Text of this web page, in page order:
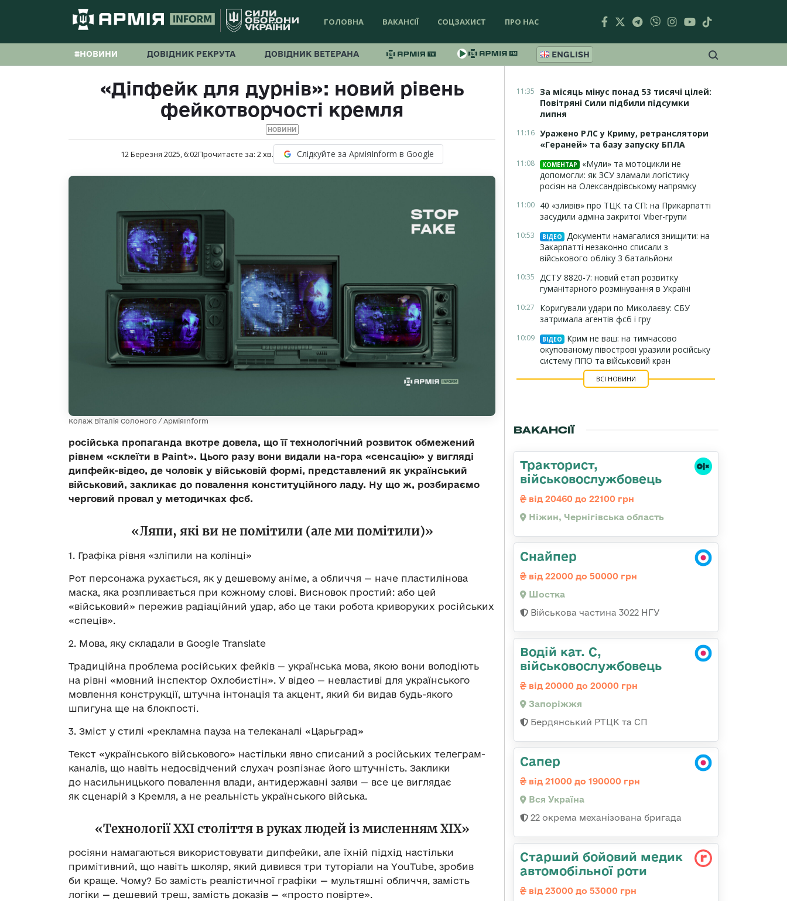
ГОЛОВНА ВАКАНСІЇ СОЦЗАХИСТ ПРО НАС
#НОВИНИ ДОВІДНИК РЕКРУТА ДОВІДНИК ВЕТЕРАНА ENGLISH
«Діпфейк для дурнів»: новий рівень
фейкотворчості кремля
НОВИНИ
12 Березня 2025, 6:02Прочитаєте за: 2хв. Слідкуйте за АрміяInform в Google
Колаж Віталія Солоного / АрміяInform
російська пропаганда вкотре довела, що її технологічний розвиток обмежений
рівнем «склеїти в Paint». Цього разу вони видали на-гора «сенсацію» у вигляді
дипфейк-відео, де чоловік у військовій формі, представлений як український
військовий, закликає до повалення конституційного ладу. Ну що ж, розбираємо
черговий провал у методичках фсб.
«Ляпи, які ви не помітили (але ми помітили)»
1. Графіка рівня «зліпили на колінці»
Рот персонажа рухається, як у дешевому аніме, а обличчя — наче пластилінова
маска, яка розпливається при кожному слові. Висновок простий: або цей
«військовий» пережив радіаційний удар, або це таки робота криворуких російських
«спеців».
2. Мова, яку складали в Google Translate
Традиційна проблема російських фейків — українська мова, якою вони володіють
на рівні «мовний інспектор Охлобистін». У відео — невластиві для українського
мовлення конструкції, штучна інтонація та акцент, який би видав будь-якого
шпигуна ще на блокпості.
3. Зміст у стилі «рекламна пауза на телеканалі «Царьград»
Текст «українського військового» настільки явно списаний з російських телеграм-
каналів, що навіть недосвідчений слухач розпізнає його штучність. Заклики
до насильницького повалення влади, антидержавні заяви — все це виглядає
як сценарій з Кремля, а не реальність українського війська.
«Технології XXI століття в руках людей із мисленням XIX»
росіяни намагаються використовувати дипфейки, але їхній підхід настільки
примітивний, що навіть школяр, який дивився три туторіали на YouTube, зробив
би краще. Чому? Бо замість реалістичної графіки — мультяшні обличчя, замість
логіки — дешевий треш, замість доказів — «просто повірте».
11:35 За місяць мінус понад 53 тисячі цілей:
Повітряні Сили підбили підсумки
липня
11:16 Уражено РЛС у Криму, ретранслятори
«Гераней» та базу запуску БПЛА
11:08 КОМЕНТАР
«Мули» та мотоцикли не
допомогли: як ЗСУ зламали логістику
росіян на Олександрівському напрямку
11:00 40 «зливів» про ТЦК та СП: на Прикарпатті
засудили адміна закритої Viber-групи
10:53 ВІДЕО
Документи намагалися знищити: на
Закарпатті незаконно списали з
військового обліку 3 батальйони
10:35 ДСТУ 8820-7: новий етап розвитку
гуманітарного розмінування в Україні
10:27
Коригували удари по Миколаєву: СБУ
затримала агентів фсб і гру
10:09 ВІДЕО
Крим не ваш: на тимчасово
окупованому півострові уразили російську
систему ППО та військовий кран
ВСІ НОВИНИ
ВАКАНСІЇ
Тракторист,
військовослужбовець
від 20460 до 22100 грн
Ніжин, Чернігівська область
Снайпер
від 22000 до 50000 грн
Шостка
Військова частина 3022 НГУ
Водій кат. С,
військовослужбовець
від 20000 до 20000 грн
Запоріжжя
Бердянський РТЦК та СП
Сапер
від 21000 до 190000 грн
Вся Україна
22 окрема механізована бригада
Старший бойовий медик
автомобільної роти
від 23000 до 53000 грн